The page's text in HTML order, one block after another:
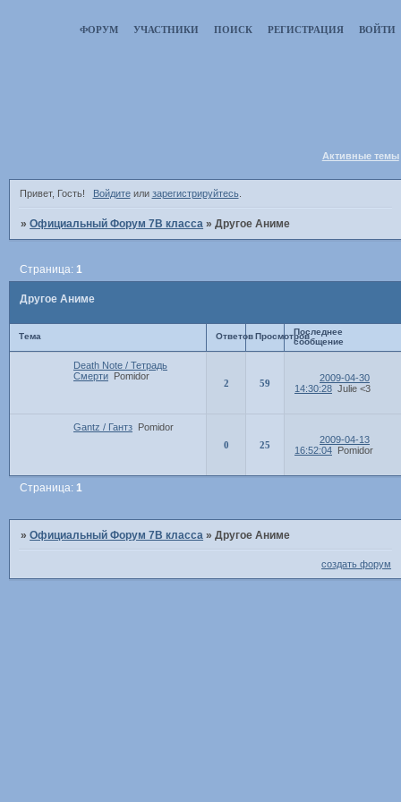
ФОРУМ УЧАСТНИКИ ПОИСК РЕГИСТРАЦИЯ ВОЙТИ
Активные темы
Привет, Гость! Войдитеили зарегистрируйтесь.
»Официальный Форум 7В класса »Другое Аниме
Другое Аниме
Страница:1
Тема ОтветовПросмотровПоследнее
сообщение
Death Note / Тетрадь
Смерти Pomidor
2 59
2009-04-30
14:30:28 Julie <3
Gantz / Гантз Pomidor
0
25
2009-04-13
16:52:04 Pomidor
Страница:1
»Официальный Форум 7В класса »Другое Аниме
создать форум